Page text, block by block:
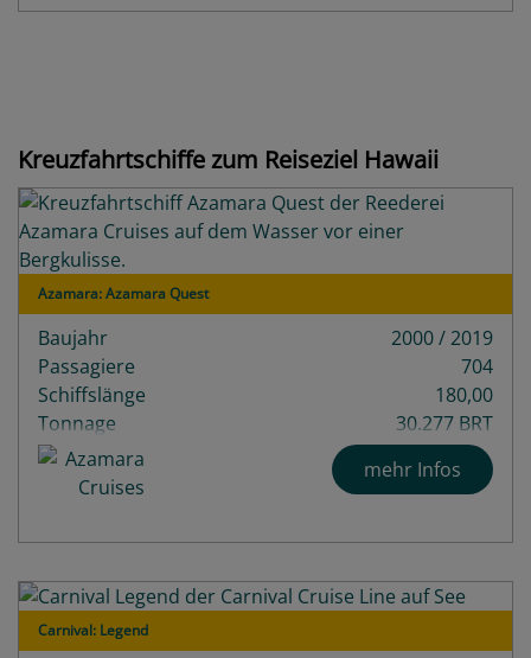
Kreuzfahrtschiffe zum Reiseziel Hawaii
Azamara: Azamara Quest
Baujahr
2000 / 2019
Passagiere
704
Schiffslänge
180,00
Tonnage
30.277 BRT
Decks
9
mehr Infos
Carnival: Legend